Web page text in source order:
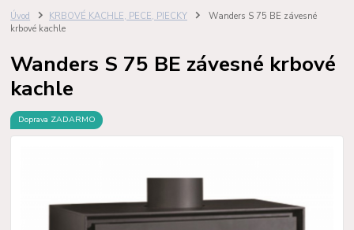
Úvod KRBOVÉ KACHLE, PECE, PIECKY
Wanders S 75 BE závesné
krbové kachle
Wanders S 75 BE závesné krbové
kachle
Doprava ZADARMO